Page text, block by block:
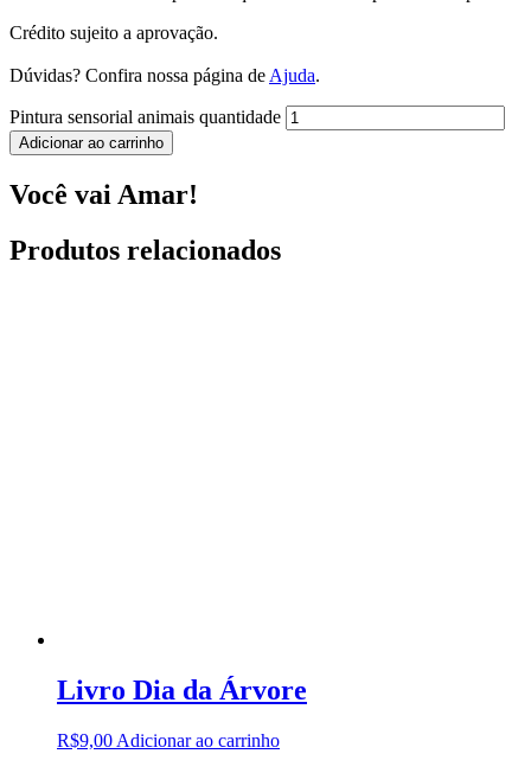
Crédito sujeito a aprovação.
Dúvidas? Confira nossa página de Ajuda.
Pintura sensorial animais quantidade
Adicionar ao carrinho
Você vai Amar!
Produtos relacionados
Livro Dia da Árvore
R$9,00 Adicionar ao carrinho